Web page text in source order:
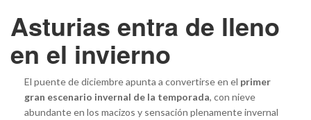
Asturias entra de lleno
en el invierno
El puente de diciembre apunta a convertirse en el primer
gran escenario invernal de la temporada, con nieve
abundante en los macizos y sensación plenamente invernal